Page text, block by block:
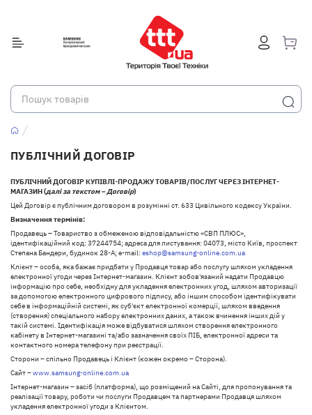
ПУБЛІЧНИЙ ДОГОВІР
ПУБЛІЧНИЙ ДОГОВІР КУПІВЛІ-ПРОДАЖУ ТОВАРІВ/ПОСЛУГ ЧЕРЕЗ ІНТЕРНЕТ-
МАГАЗИН (далі за текстом – Договір)
Цей Договір є публічним договором в розумінні ст. 633 Цивільного кодексу України.
Визначення термінів:
Продавець – Товариство з обмеженою відповідальністю «СВП ПЛЮС»,
ідентифікаційний код: 37244754; адреса для листування: 04073, місто Київ, проспект
Степана Бандери, будинок 28-А; e-mail: eshop@samsung-online.com.ua
Клієнт – особа, яка бажає придбати у Продавця товар або послугу шляхом укладення
електронної угоди через Інтернет-магазин. Клієнт зобов'язаний надати Продавцю
інформацію про себе, необхідну для укладення електронних угод, шляхом авторизації
за допомогою електронного цифрового підпису, або іншим способом ідентифікувати
себе в інформаційній системі, як суб'єкт електронної комерції, шляхом введення
(створення) спеціального набору електронних даних, а також вчинення інших дій у
такій системі. Ідентифікація може відбуватися шляхом створення електронного
кабінету в Інтернет-магазині та/або зазначення своїх ПІБ, електронної адреси та
контактного номера телефону при реєстрації.
Сторони – спільно Продавець і Клієнт (кожен окремо – Сторона).
Сайт –www.samsung-online.com.ua
Інтернет-магазин – засіб (платформа), що розміщений на Сайті, для пропонування та
реалізації товару, роботи чи послуги Продавцем та партнерами Продавця шляхом
укладення електронної угоди з Клієнтом.